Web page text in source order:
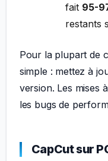
fait 95-
restants
Pour la plupart de
simple : mettez à
version. Les mises
les bugs de
CapCut sur